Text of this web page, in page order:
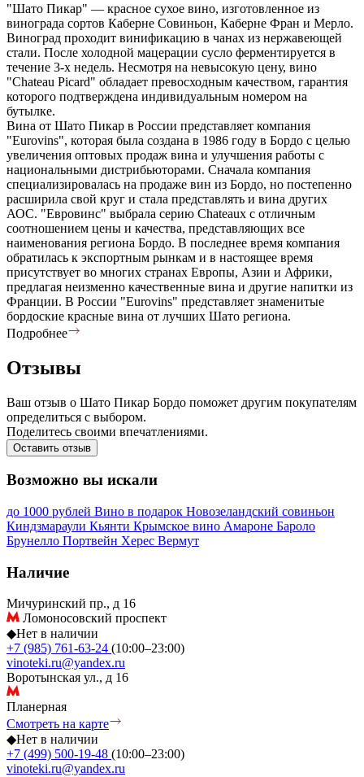
"Шато Пикар" — красное сухое вино, изготовленное из
винограда сортов Каберне Совиньон, Каберне Фран и Мерло.
Виноград проходит винификацию в чанах из нержавеющей
стали. После холодной мацерации сусло ферментируется в
течение 3-х недель. Несмотря на невысокую цену, вино
"Chateau Picard" обладает превосходным качеством, гарантия
которого подтверждена индивидуальным номером на
бутылке.
Вина от Шато Пикар в России представляет компания
"Eurovins", которая была создана в 1986 году в Бордо с целью
увеличения оптовых продаж вина и улучшения работы с
национальными дистрибьюторами. Сначала компания
специализировалась на продаже вин из Бордо, но постепенно
расширила свой круг и стала представлять и вина других
АОС. "Евровинс" выбрала серию Chateaux с отличным
соотношением цены и качества, представляющих все
наименования региона Бордо. В последнее время компания
обратилась к экспортным рынкам и в настоящее время
присутствует во многих странах Европы, Азии и Африки,
предлагая неизменно качественные вина и другие напитки из
Франции. В России "Eurovins" представляет знаменитые
бордоские красные вина от лучших Шато региона.
Подробнее
Отзывы
Ваш отзыв о Шато Пикар Бордо поможет другим покупателям
определиться с выбором.
Поделитесь своими впечатлениями.
Оставить отзыв
Возможно вы искали
до 1000 рублей Вино в подарок Новозеландский совиньон
Киндзмараули Кьянти Крымское вино Амароне Бароло
Брунелло Портвейн Херес Вермут
Наличие
Мичуринский пр., д 16
Ломоносовский проспект
◆Нет в наличии
+7 (985) 761-63-24 (10:00–23:00)
vinoteki.ru@yandex.ru
Воротынская ул., д 16
Планерная
Смотреть на карте
◆Нет в наличии
+7 (499) 500-19-48 (10:00–23:00)
vinoteki.ru@yandex.ru